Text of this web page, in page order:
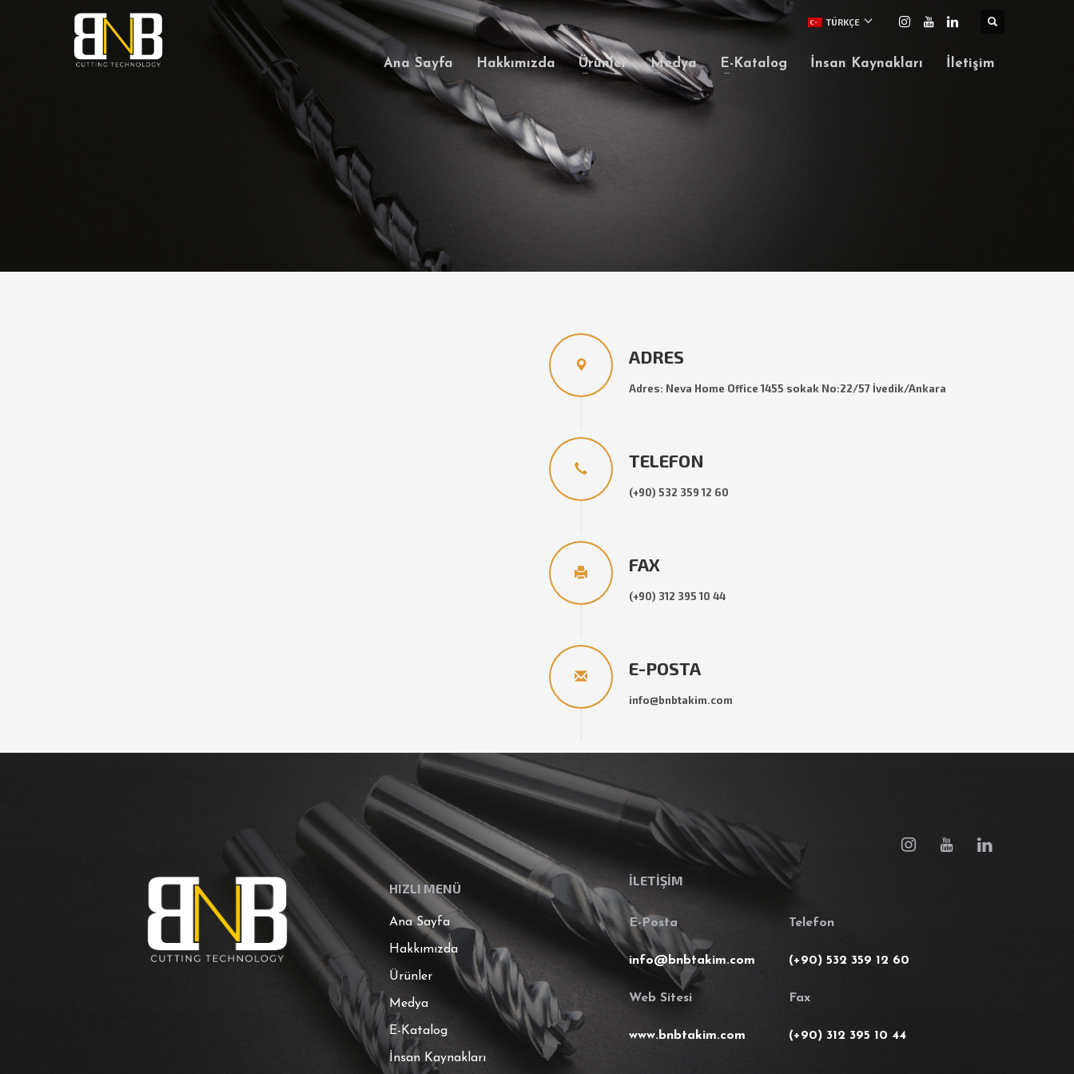
TÜRKÇE
Ana Sayfa Hakkımızda Ürünler Medya E-Katalog İnsan Kaynakları İletişim
ADRES
Adres: Neva Home Office 1455 sokak No:22/57 İvedik/Ankara
TELEFON
(+90) 532 359 12 60
FAX
(+90) 312 395 10 44
E-POSTA
info@bnbtakim.com
HIZLI MENÜ
Ana Sayfa
Hakkımızda
Ürünler
Medya
E-Katalog
İnsan Kaynakları
İLETİŞİM
E-Posta
info@bnbtakim.com
Web Sitesi
www.bnbtakim.com
Telefon
(+90) 532 359 12 60
Fax
(+90) 312 395 10 44